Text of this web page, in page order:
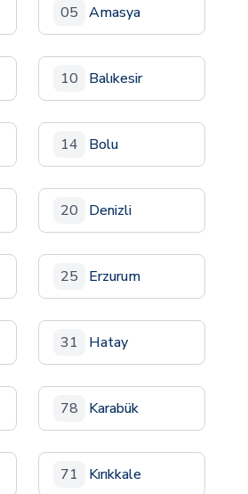
05 Amasya
10 Balıkesir
14 Bolu
20 Denizli
25 Erzurum
31 Hatay
78 Karabük
71 Kırıkkale